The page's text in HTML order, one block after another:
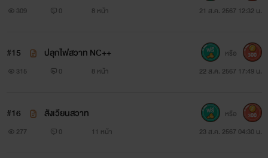
309 0 8 หน้า 21 ส.ค. 2567 12:32 น.
#15 ปลุกไฟสวาท NC++
315 0 8 หน้า 22 ส.ค. 2567 17:49 น.
หรือ 300
#16 สังเวียนสวาท
277 0 11 หน้า 23 ส.ค. 2567 04:30 น.
หรือ 300